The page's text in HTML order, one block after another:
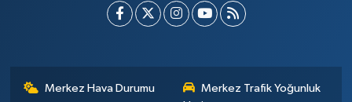
Merkez Hava Durumu
Merkez Trafik Yoğunluk